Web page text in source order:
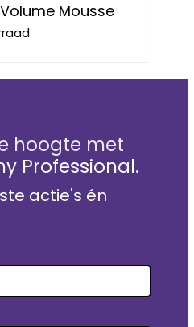
Mousse
hoogte met
Professional.
actie's én